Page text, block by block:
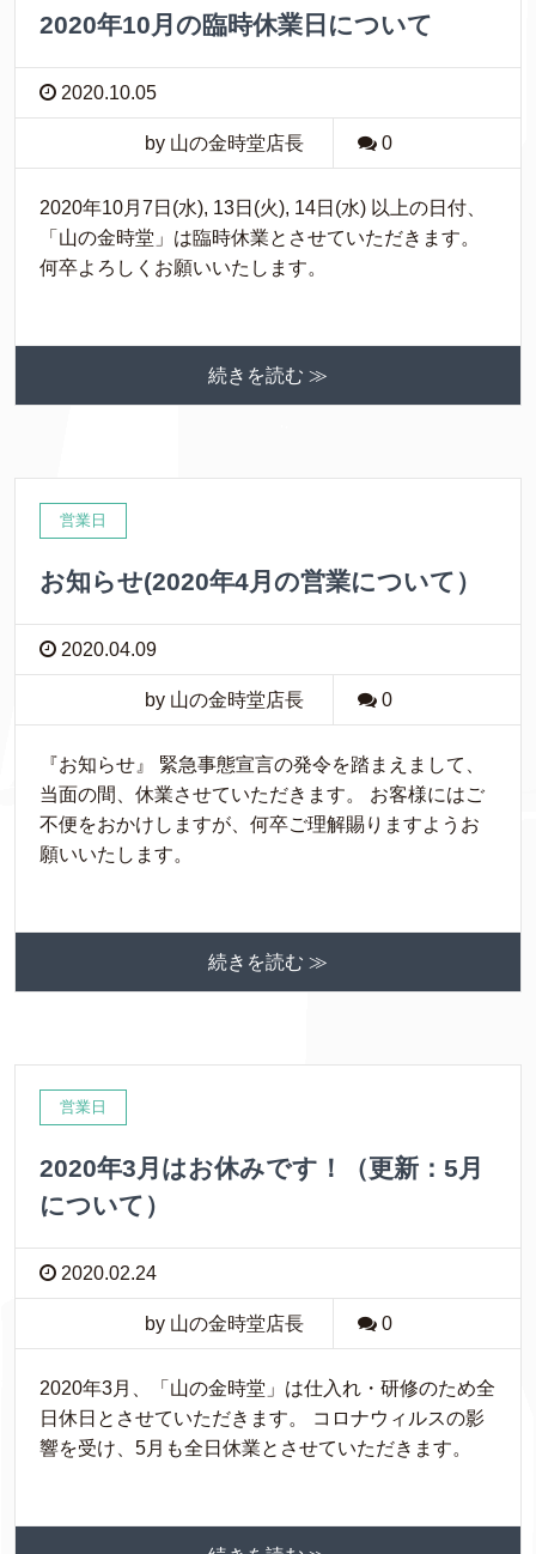
2020年10月の臨時休業日について
2020.10.05
by 山の金時堂店長 0
2020年10月7日(水), 13日(火), 14日(水) 以上の日付、
「山の金時堂」は臨時休業とさせていただきます。
何卒よろしくお願いいたします。
続きを読む ≫
営業日
お知らせ(2020年4月の営業について）
2020.04.09
by 山の金時堂店長 0
『お知らせ』 緊急事態宣言の発令を踏まえまして、
当面の間、休業させていただきます。 お客様にはご
不便をおかけしますが、何卒ご理解賜りますようお
願いいたします。
続きを読む ≫
営業日
2020年3月はお休みです！（更新：5月
について）
2020.02.24
by 山の金時堂店長 0
2020年3月、「山の金時堂」は仕入れ・研修のため全
日休日とさせていただきます。 コロナウィルスの影
響を受け、5月も全日休業とさせていただきます。